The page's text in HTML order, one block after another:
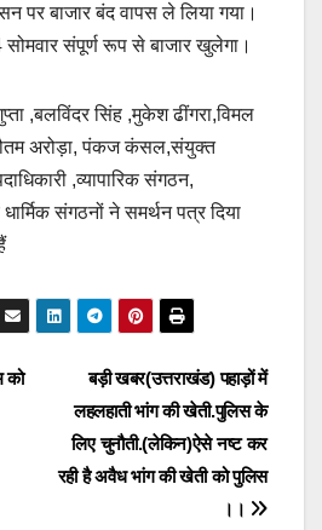
पर बाजार बंद वापस ले लिया गया।
संपूर्ण रूप से बाजार खुलेगा।
,बलविंदर सिंह ,मुकेश ढींगरा,विमल
गौतम अरोड़ा, पंकज कंसल,संयुक्त
,व्यापारिक संगठन,
संगठनों ने समर्थन पत्र दिया
बड़ी खबर(उत्तराखंड) पहाड़ों में
लहलहाती भांग की खेती.पुलिस के
लिए चुनौती.(लेकिन)ऐसे नष्ट कर
रही है अवैध भांग की खेती को पुलिस
।।
को